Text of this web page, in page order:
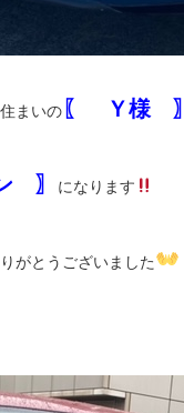
まいの 〖 Ｙ様 〗
〗 になります
がとうございました